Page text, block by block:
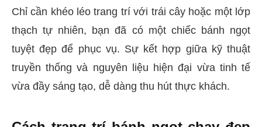
Chỉ cần khéo léo trang trí với trái cây hoặc một lớp
thạch tự nhiên, bạn đã có một chiếc bánh ngọt
tuyệt đẹp để phục vụ. Sự kết hợp giữa kỹ thuật
truyền thống và nguyên liệu hiện đại vừa tinh tế
vừa đầy sáng tạo, dễ dàng thu hút thực khách.